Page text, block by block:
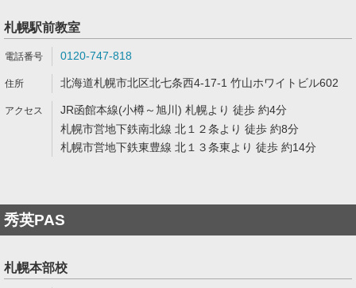
札幌駅前教室
0120-747-818
北海道札幌市北区北七条西4-17-1 竹山ホワイトビル602
JR函館本線(小樽～旭川) 札幌より 徒歩 約4分
札幌市営地下鉄南北線 北１２条より 徒歩 約8分
札幌市営地下鉄東豊線 北１３条東より 徒歩 約14分
秀英PAS
札幌本部校